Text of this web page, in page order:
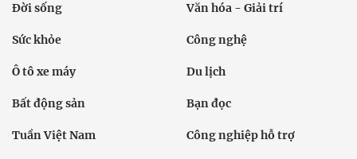
Đời sống Văn hóa - Giải trí
Sức khỏe Công nghệ
Ô tô xe máy Du lịch
Bất động sản Bạn đọc
Tuần Việt Nam Công nghiệp hỗ trợ